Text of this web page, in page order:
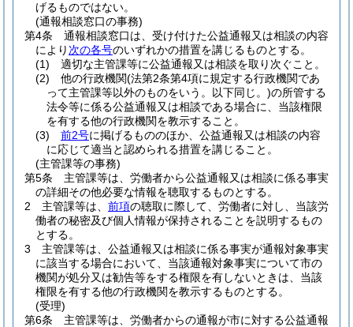
げるものではない。
(通報相談窓口の事務)
第4条
通報相談窓口は、受け付けた公益通報又は相談の内容
により 次の各号のいずれかの措置を講じるものとする。
(1)
適切な主管課等に公益通報又は相談を取り次ぐこと。
(2)
他の行政機関(法第2条第4項に規定する行政機関であ
って主管課等以外のものをいう。以下同じ。)の所管する
法令等に係る公益通報又は相談である場合に、当該権限
を有する他の行政機関を教示すること。
(3)
前2号に掲げるもののほか、公益通報又は相談の内容
に応じて適当と認められる措置を講じること。
(主管課等の事務)
第5条
主管課等は、労働者から公益通報又は相談に係る事実
の詳細その他必要な情報を聴取するものとする。
2
主管課等は、 前項の聴取に際して、労働者に対し、当該労
働者の秘密及び個人情報が保持されることを説明するもの
とする。
3
主管課等は、公益通報又は相談に係る事実が通報対象事実
に該当する場合において、当該通報対象事実について市の
機関が処分又は勧告等をする権限を有しないときは、当該
権限を有する他の行政機関を教示するものとする。
(受理)
第6条
主管課等は、労働者からの通報が市に対する公益通報